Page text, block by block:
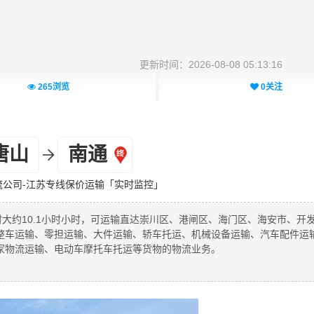
更新时间：2026-08-08 05:13:16
265浏览 0关注
山 南通
司-江苏专线保价运输「实时监控」
约10.1小时小时，可运输直达崇川区、港闸区、海门区、海安市、开
运输、零担运输、大件运输、轿车托运、机械设备运输、汽车配件运
流运输、电动车摩托车托运等货物的物流业务。